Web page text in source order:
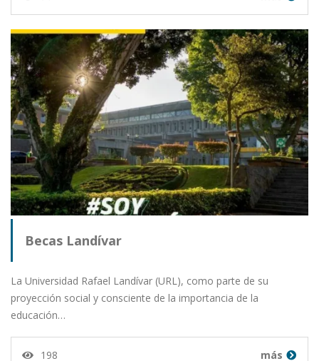
Becas Landívar
La Universidad Rafael Landívar (URL), como parte de su
proyección social y consciente de la importancia de la
educación…
198 más